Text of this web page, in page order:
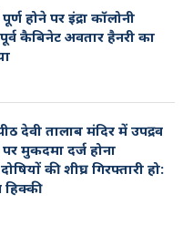
होने पर इंद्रा कॉलोनी
कैबिनेट अवतार हैनरी का
देवी तालाब मंदिर में उपद्रव
मुकदमा दर्ज होना
की शीघ्र गिरफ्तारी हो: